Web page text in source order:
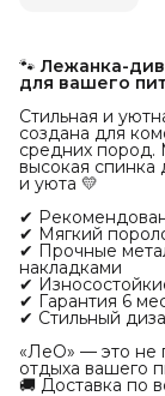
🐾Лежанка-
для вашего
Стильная и
создана для
средних пород.
высокая
и уюта 💛
✔
✔ Мягкий
✔ Прочные
накладками
✔
✔ Гарантия 6
✔ Стильный
«ЛеО» — это не
отдыха вашего
🚚 Доставка по